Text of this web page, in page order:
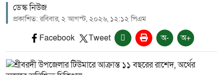
ডেস্ক নিউজ
প্রকাশিত: রবিবার, ২ আগস্ট, ২০২৬, ১২:১২ পিএম
Facebook Tweet অ- অ+